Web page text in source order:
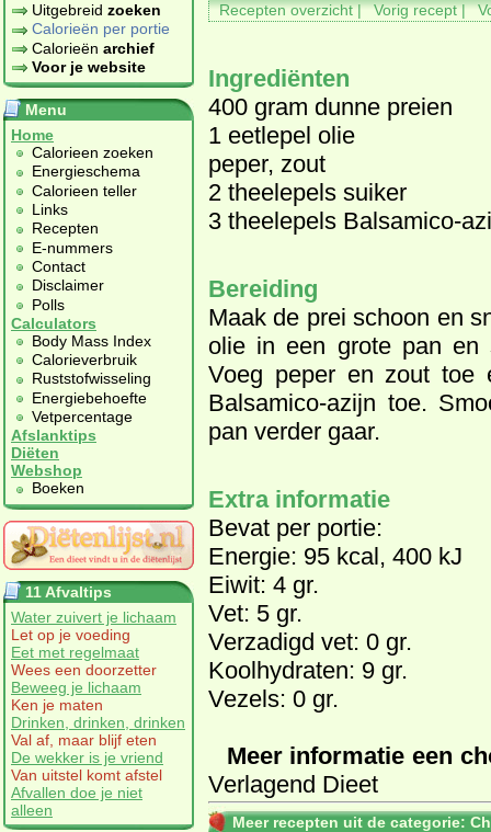
Uitgebreid zoeken
Calorieën per portie
Calorieën archief
Voor je website
Menu
Home
Calorieen zoeken
Energieschema
Calorieen teller
Links
Recepten
E-nummers
Contact
Disclaimer
Polls
Calculators
Body Mass Index
Calorieverbruik
Ruststofwisseling
Energiebehoefte
Vetpercentage
Afslanktips
Diëten
Webshop
Boeken
11 Afvaltips
Water zuivert je lichaam
Let op je voeding
Eet met regelmaat
Wees een doorzetter
Beweeg je lichaam
Ken je maten
Drinken, drinken, drinken
Val af, maar blijf eten
De wekker is je vriend
Van uitstel komt afstel
Afvallen doe je niet
alleen
Recepten overzicht| Vorig recept|
Ingrediënten
400 gram dunne preien
1 eetlepel olie
peper, zout
2 theelepels suiker
3 theelepels Balsamico-
Bereiding
Maak de prei schoon en
olie in een grote pan en
Voeg peper en zout toe
Balsamico-azijn toe.
pan verder gaar.
Extra informatie
Bevat per portie:
Energie: 95 kcal, 400 kJ
Eiwit: 4 gr.
Vet: 5 gr.
Verzadigd vet: 0 gr.
Koolhydraten: 9 gr.
Vezels: 0 gr.
Meer informatie een
Verlagend Dieet
Meer recepten uit de categorie: